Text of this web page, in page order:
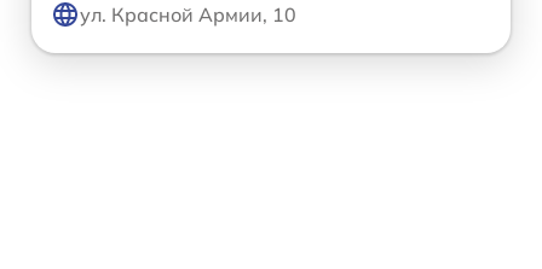
ул. Красной Армии, 10